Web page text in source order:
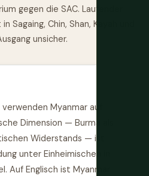
gegen die SAC. Laufender
Sagaing, Chin, Shan, Kayah und
unsicher.
Myanmar auf
Dimension — Burma als
Widerstands — ist
unter Einheimischen in
Auf Englisch ist Myanmar